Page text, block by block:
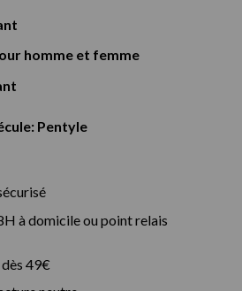
homme et femme
Pentyle
à domicile ou point relais
49€